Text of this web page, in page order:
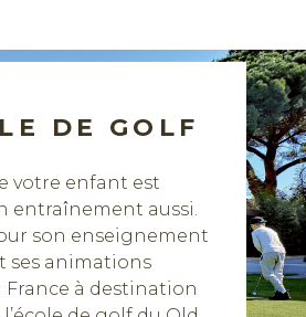
DE GOLF
votre enfant est
entraînement aussi.
son enseignement
ses animations
France à destination